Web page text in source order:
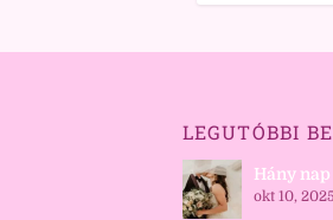
LEGUTÓBBI
Hány
okt 10, 2025